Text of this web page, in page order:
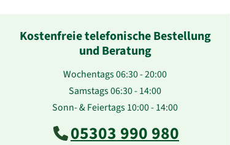
Kostenfreie telefonische Bestellung
und Beratung
Wochentags 06:30 - 20:00
Samstags 06:30 - 14:00
Sonn- & Feiertags 10:00 - 14:00
05303 990 980